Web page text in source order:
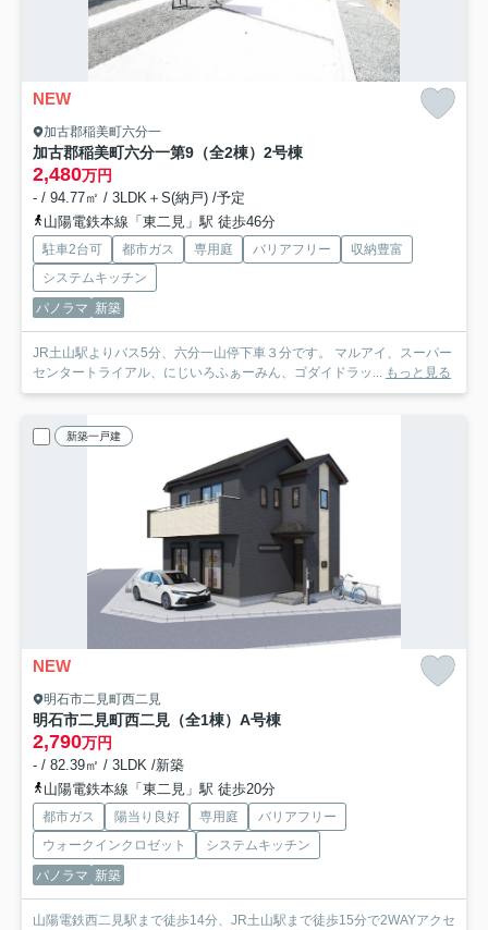
NEW
加古郡稲美町六分一
加古郡稲美町六分一第9（全2棟）2号棟
2,480万円
- / 94.77㎡ / 3LDK＋S(納戸) /予定
山陽電鉄本線「東二見」駅 徒歩46分
駐車2台可 都市ガス 専用庭 バリアフリー
収納豊富
システムキッチン
パノラマ 新築
JR土山駅よりバス5分、六分一山停下車３分です。 マルアイ、スーパー
センタートライアル、にじいろふぁーみん、ゴダイドラッ... もっと見る
新築一戸建
NEW
明石市二見町西二見
明石市二見町西二見（全1棟）A号棟
2,790万円
- / 82.39㎡ / 3LDK /新築
山陽電鉄本線「東二見」駅 徒歩20分
都市ガス 陽当り良好 専用庭
バリアフリー
ウォークインクロゼット
システムキッチン
パノラマ 新築
山陽電鉄西二見駅まで徒歩14分、JR土山駅まで徒歩15分で2WAYアクセ